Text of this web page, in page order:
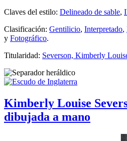
Claves del estilo: Delineado de sable,
Clasificación: Gentilicio, Interpretado,
y Fotográfico.
Titularidad: Severson, Kimberly
Kimberly Louise
dibujada a mano